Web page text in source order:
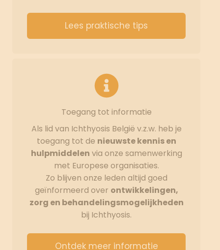
Lees praktische tips
Toegang tot informatie
Als lid van Ichthyosis België v.z.w. heb je
toegang tot de nieuwste kennis en
hulpmiddelen via onze samenwerking
met Europese organisaties.
Zo blijven onze leden altijd goed
geïnformeerd over ontwikkelingen,
zorg en behandelingsmogelijkheden
bij Ichthyosis.
Ontdek meer informatie